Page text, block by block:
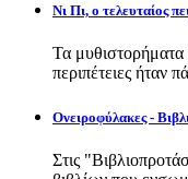
Νι Πι, ο τελευταίος
Τα μυθιστορήματα
περιπέτειες ήταν
Ονειροφύλακες -
Στις